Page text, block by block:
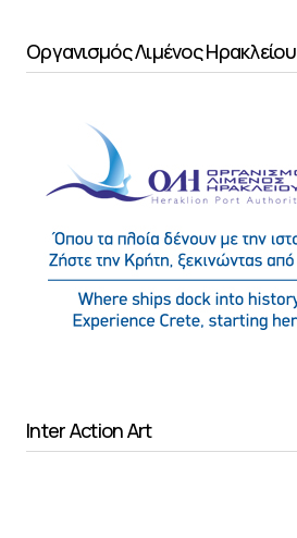
Οργανισμός Λιμένος Ηρακλείου
Inter Action Art